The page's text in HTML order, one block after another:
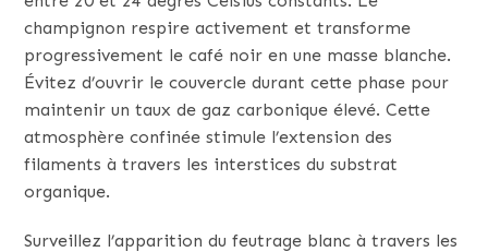
champignon respire activement et transforme
progressivement le café noir en une masse blanche.
Évitez d’ouvrir le couvercle durant cette phase pour
maintenir un taux de gaz carbonique élevé. Cette
atmosphère confinée stimule l’extension des
filaments à travers les interstices du substrat
organique.
Surveillez l’apparition du feutrage blanc à travers les